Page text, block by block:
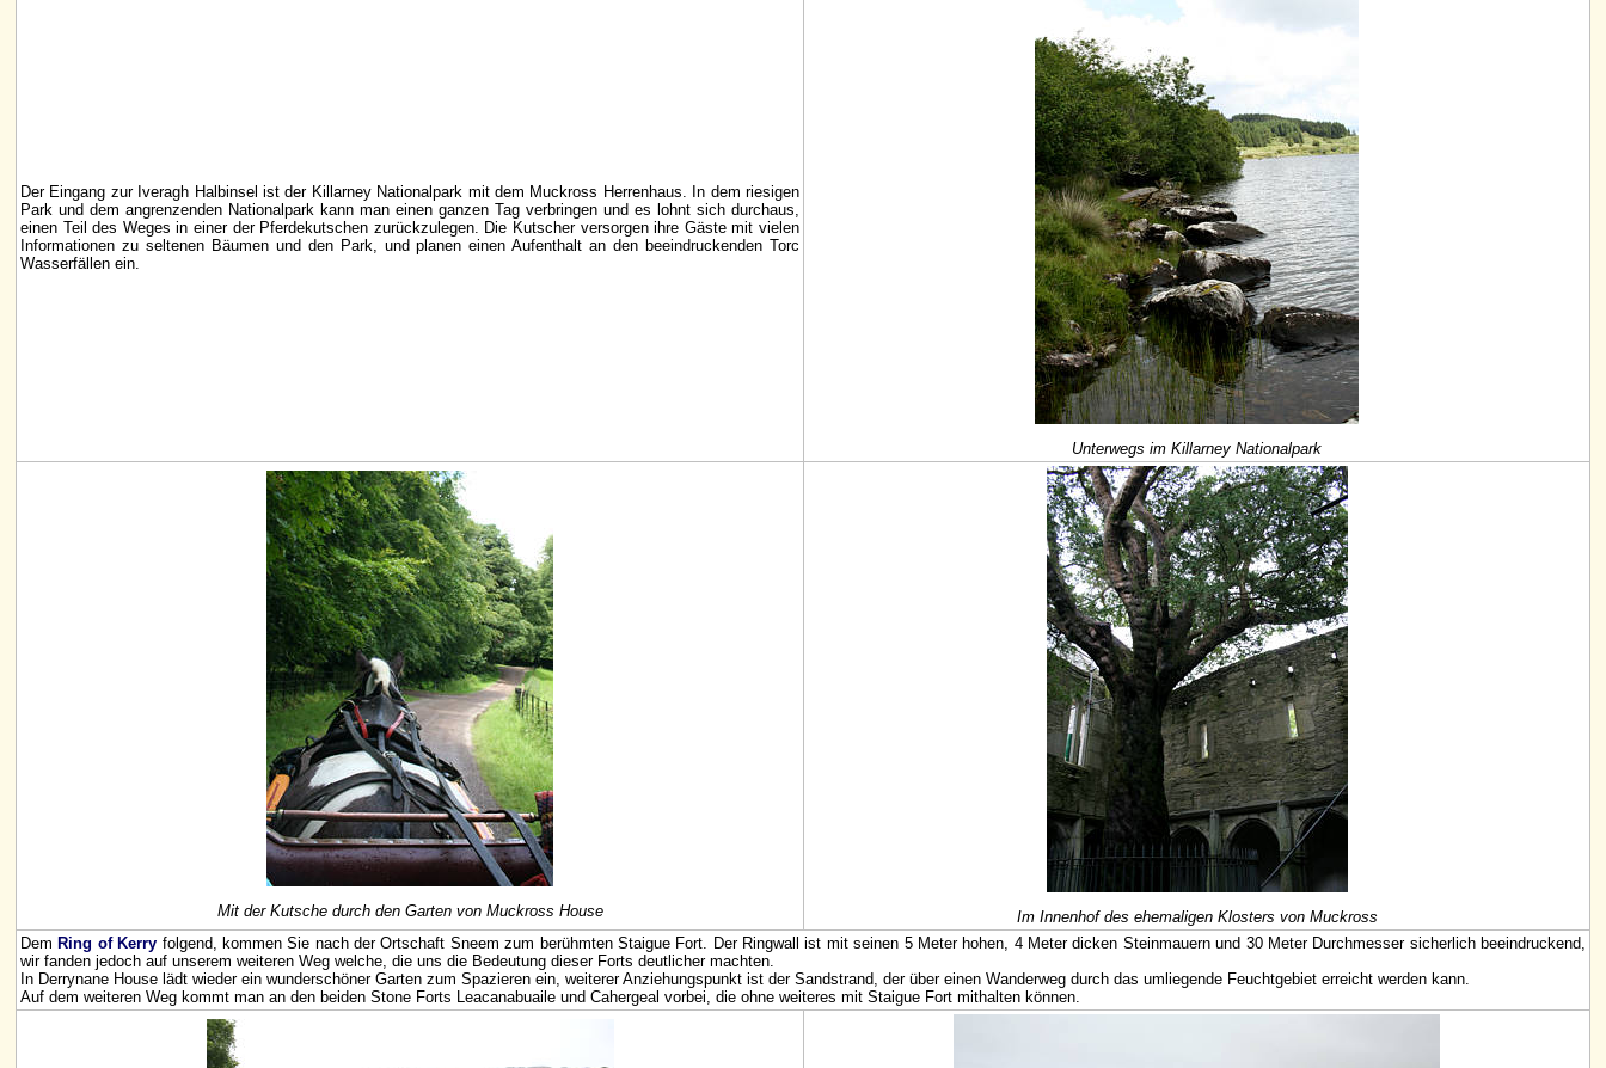
Der Eingang zur Iveragh Halbinsel ist der Killarney Nationalpark mit dem Muckross Herrenhaus. In dem riesigen
Park und dem angrenzenden Nationalpark kann man einen ganzen Tag verbringen und es lohnt sich durchaus,
einen Teil des Weges in einer der Pferdekutschen zurückzulegen. Die Kutscher versorgen ihre Gäste mit vielen
Informationen zu seltenen Bäumen und den Park, und planen einen Aufenthalt an den beeindruckenden Torc
Wasserfällen ein.
Unterwegs im Killarney Nationalpark
Mit der Kutsche durch den Garten von Muckross House
Im Innenhof des ehemaligen Klosters von Muckross
Dem Ring of Kerry folgend, kommen Sie nach der Ortschaft Sneem zum berühmten Staigue Fort. Der Ringwall ist mit seinen 5 Meter hohen, 4 Meter dicken Steinmauern und 30 Meter Durchmesser sicherlich beeindruckend,
wir fanden jedoch auf unserem weiteren Weg welche, die uns die Bedeutung dieser Forts deutlicher machten.
In Derrynane House lädt wieder ein wunderschöner Garten zum Spazieren ein, weiterer Anziehungspunkt ist der Sandstrand, der über einen Wanderweg durch das umliegende Feuchtgebiet erreicht werden kann.
Auf dem weiteren Weg kommt man an den beiden Stone Forts Leacanabuaile und Cahergeal vorbei, die ohne weiteres mit Staigue Fort mithalten können.